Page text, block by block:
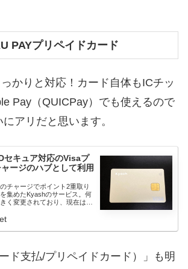
PAYプリペイドカード
っかりと対応！カード自体もICチッ
Pay（QUICPay）でも使えるので
アリだと思います。
セキュア対応のVisaプ
ージのハブとして利用
チャージでポイント2重取り
集めたKyashのサービス。何
く変更されており、現在はポ
ド支払/プリペイドカード）」も明